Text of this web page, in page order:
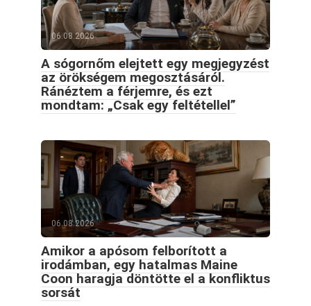
06.08.2026
A sógornőm elejtett egy megjegyzést
az örökségem megosztásáról.
Ránéztem a férjemre, és ezt
mondtam: „Csak egy feltétellel”
06.08.2026
Amikor a apósom felborított a
irodámban, egy hatalmas Maine
Coon haragja döntötte el a konfliktus
sorsát